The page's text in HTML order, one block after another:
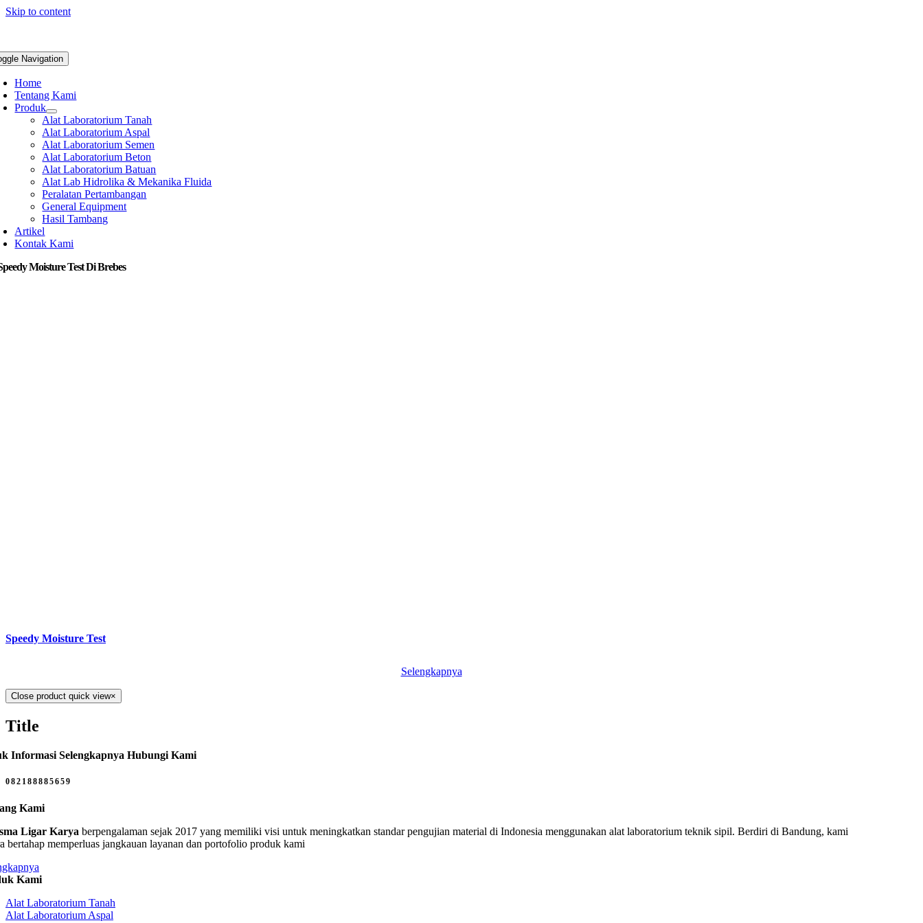
Skip to content
Navigation
Home
Tentang Kami
Produk
Alat Laboratorium Tanah
Alat Laboratorium Aspal
Alat Laboratorium Semen
Alat Laboratorium Beton
Alat Laboratorium Batuan
Alat Lab Hidrolika & Mekanika Fluida
Peralatan Pertambangan
General Equipment
Hasil Tambang
Artikel
Kontak Kami
Moisture Test Di Brebes
Speedy Moisture Test
Selengkapnya
Close product quick view×
Title
Informasi Selengkapnya Hubungi Kami
082188885659
Kami
Ligar Karya berpengalaman sejak 2017 yang memiliki visi untuk meningkatkan standar pengujian material di Indonesia menggunakan alat laboratorium teknik sipil. Berdiri di Bandung, kami
bertahap memperluas jangkauan layanan dan portofolio produk kami
Kami
Alat Laboratorium Tanah
Alat Laboratorium Aspal